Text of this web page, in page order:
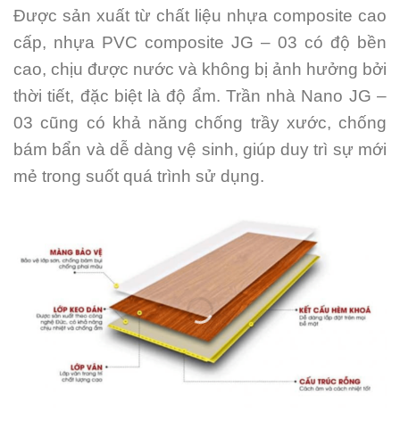
Được sản xuất từ chất liệu nhựa composite cao
cấp, nhựa PVC composite JG – 03 có độ bền
cao, chịu được nước và không bị ảnh hưởng bởi
thời tiết, đặc biệt là độ ẩm. Trần nhà Nano JG –
03 cũng có khả năng chống trầy xước, chống
bám bẩn và dễ dàng vệ sinh, giúp duy trì sự mới
mẻ trong suốt quá trình sử dụng.